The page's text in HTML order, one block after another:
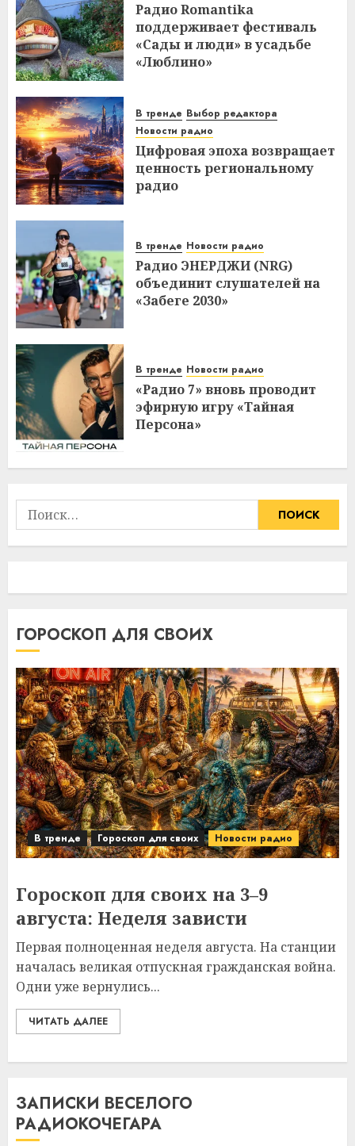
Радио Romantika
поддерживает фестиваль
«Сады и люди» в усадьбе
«Люблино»
В тренде Выбор редактора
Новости радио
Цифровая эпоха возвращает
ценность региональному
радио
В тренде Новости радио
Радио ЭНЕРДЖИ (NRG)
объединит слушателей на
«Забеге 2030»
В тренде Новости радио
«Радио 7» вновь проводит
эфирную игру «Тайная
Персона»
Найти:
ГОРОСКОП ДЛЯ СВОИХ
В тренде Гороскоп для своих Новости радио
Гороскоп для своих на 3–9
августа: Неделя зависти
Первая полноценная неделя августа. На станции
началась великая отпускная гражданская война.
Одни уже вернулись...
ЧИТАТЬ ДАЛЕЕ
ЗАПИСКИ ВЕСЕЛОГО
РАДИОКОЧЕГАРА